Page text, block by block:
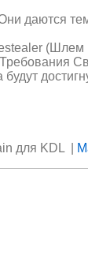
даются
(Шлем
для KDL |